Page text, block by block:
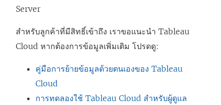
ะ
ปิ
Server
สำหรับลูกค้าที่มีสิทธิ์เข้าถึง เราขอแนะนำ Tableau
Cloud หากต้องการข้อมูลเพิ่มเติม โปรดดู:
คู่มือการย้ายข้อมูลด้วยตนเองของ Tableau
Cloud
การทดลองใช้ Tableau Cloud สำหรับผู้ดูแล